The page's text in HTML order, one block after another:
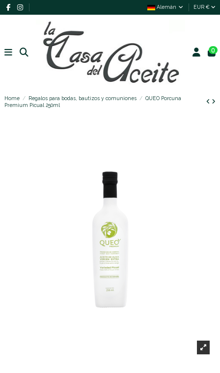
Alemán EUR €
0
Home Regalos para bodas, bautizos y comuniones
QUEO Porcuna
Premium Picual 250ml